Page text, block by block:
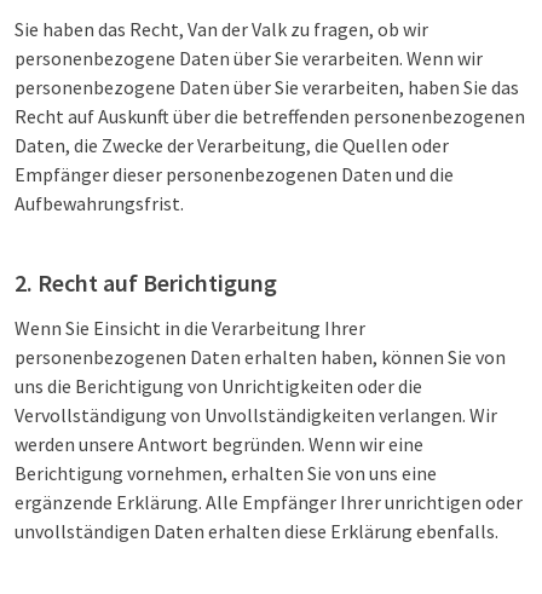
Sie haben das Recht, Van der Valk zu fragen, ob wir
personenbezogene Daten über Sie verarbeiten. Wenn wir
personenbezogene Daten über Sie verarbeiten, haben Sie das
Recht auf Auskunft über die betreffenden personenbezogenen
Daten, die Zwecke der Verarbeitung, die Quellen oder
Empfänger dieser personenbezogenen Daten und die
Aufbewahrungsfrist.
2. Recht auf Berichtigung
Wenn Sie Einsicht in die Verarbeitung Ihrer
personenbezogenen Daten erhalten haben, können Sie von
uns die Berichtigung von Unrichtigkeiten oder die
Vervollständigung von Unvollständigkeiten verlangen. Wir
werden unsere Antwort begründen. Wenn wir eine
Berichtigung vornehmen, erhalten Sie von uns eine
ergänzende Erklärung. Alle Empfänger Ihrer unrichtigen oder
unvollständigen Daten erhalten diese Erklärung ebenfalls.